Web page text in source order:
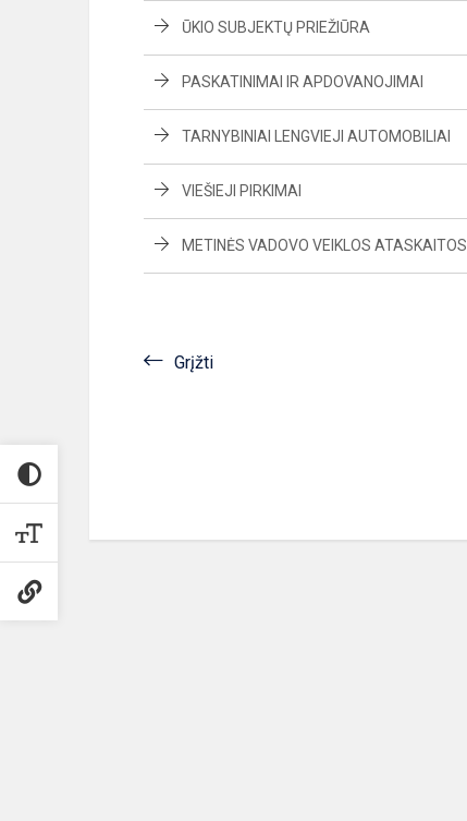
ŪKIO SUBJEKTŲ PRIEŽIŪRA
PASKATINIMAI IR APDOVANOJIMAI
TARNYBINIAI LENGVIEJI AUTOMOBILIAI
VIEŠIEJI PIRKIMAI
METINĖS VADOVO VEIKLOS ATASKAITOS
Grįžti